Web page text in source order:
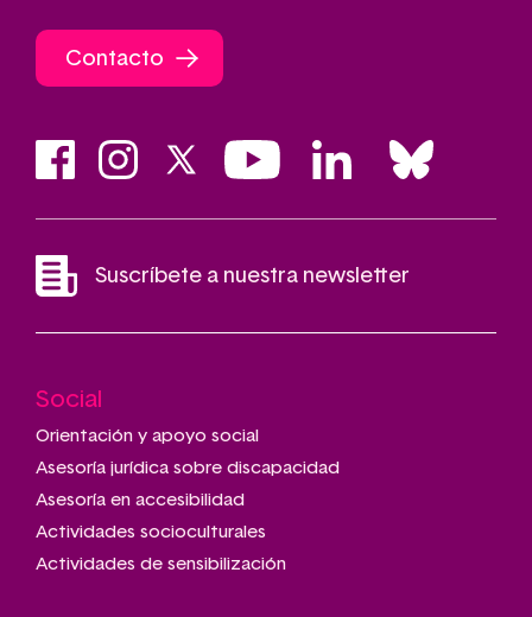
Contacto
Suscríbete a nuestra newsletter
Main
navigation
Social
Orientación y apoyo social
Asesoría jurídica sobre discapacidad
Asesoría en accesibilidad
Actividades socioculturales
Actividades de sensibilización